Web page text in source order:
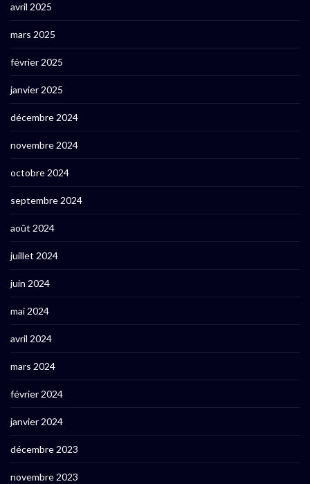
avril 2025
mars 2025
février 2025
janvier 2025
décembre 2024
novembre 2024
octobre 2024
septembre 2024
août 2024
juillet 2024
juin 2024
mai 2024
avril 2024
mars 2024
février 2024
janvier 2024
décembre 2023
novembre 2023